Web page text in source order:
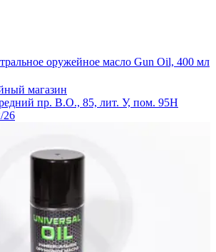
оружейное масло Gun Oil, 400 мл
магазин
пр. В.О., 85, лит. У, пом. 95Н
26